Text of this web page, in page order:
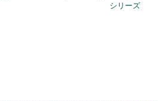
シリーズ